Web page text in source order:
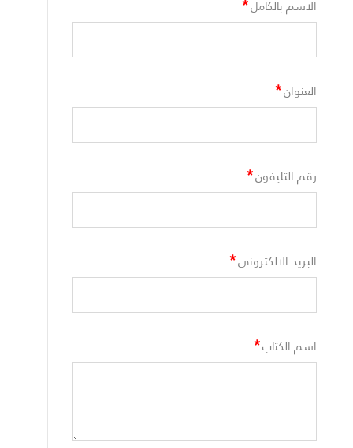
الاسم بالكامل*
العنوان*
رقم التليفون*
البريد الالكترونى*
اسم الكتاب*